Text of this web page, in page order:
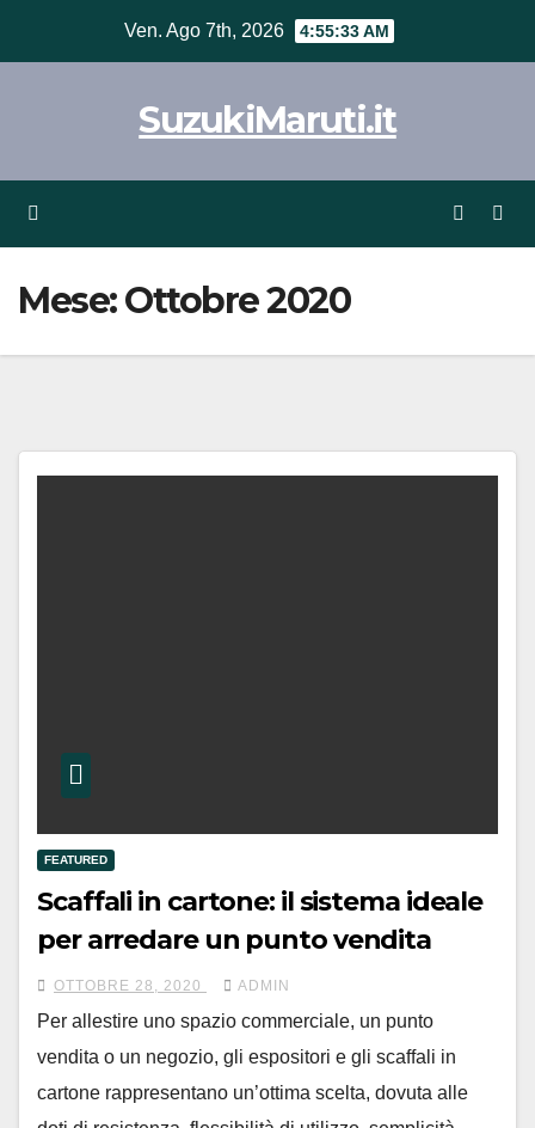
Ven. Ago 7th, 2026 4:55:34 AM
SuzukiMaruti.it
Mese:Ottobre 2020
FEATURED
Scaffali in cartone: il sistema ideale
per arredare un punto vendita
OTTOBRE 28, 2020 ADMIN
Per allestire uno spazio commerciale, un punto
vendita o un negozio, gli espositori e gli scaffali in
cartone rappresentano un’ottima scelta, dovuta alle